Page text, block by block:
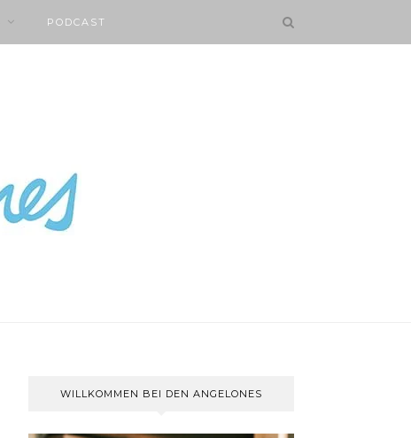
PODCAST
WILLKOMMEN BEI DEN ANGELONES